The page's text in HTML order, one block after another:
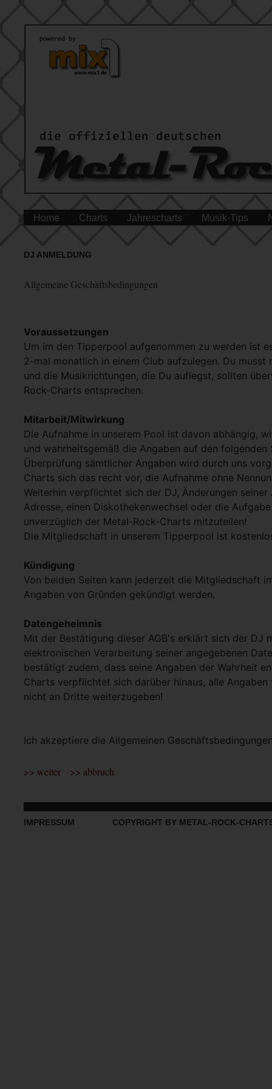
Home Charts Jahrescharts Musik-Tips
DJ ANMELDUNG
Allgemeine Geschäftsbedingungen
Voraussetzungen
Um im den Tipperpool aufgenommen zu werden ist
2-mal monatlich in einem Club aufzulegen. Du musst
und die Musikrichtungen, die Du auflegst, sollten
Rock-Charts entsprechen.
Mitarbeit/Mitwirkung
Die Aufnahme in unserem Pool ist davon abhängig,
und wahrheitsgemäß die Angaben auf den folgenden
Überprüfung sämtlicher Angaben wird durch uns
Charts sich das recht vor, die Aufnahme ohne
Weiterhin verpflichtet sich der DJ, Änderungen
Adresse, einen Diskothekenwechsel oder die
unverzüglich der Metal-Rock-Charts mitzuteilen!
Die Mitgliedschaft in unserem Tipperpool ist
Kündigung
Von beiden Seiten kann jederzeit die Mitgliedschaft
Angaben von Gründen gekündigt werden.
Datengeheimnis
Mit der Bestätigung dieser AGB's erklärt sich der DJ
elektronischen Verarbeitung seiner angegebenen
bestätigt zudem, dass seine Angaben der Wahrheit
Charts verpflichtet sich darüber hinaus, alle
nicht an Dritte weiterzugeben!
Ich akzeptiere die Allgemeinen
IMPRESSUM COPYRIGHT BY METAL-ROCK-